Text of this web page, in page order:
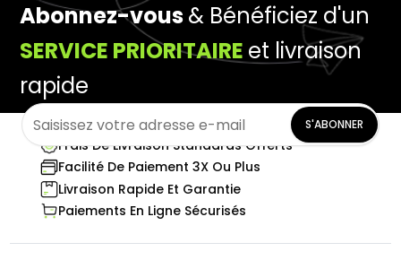
Abonnez-vous& Bénéficiez d'un
SERVICE PRIORITAIRE et livraison
rapide
S'ABONNER
Frais De Livraison Standards Offerts
Facilité De Paiement 3X Ou Plus
Livraison Rapide Et Garantie
Paiements En Ligne Sécurisés